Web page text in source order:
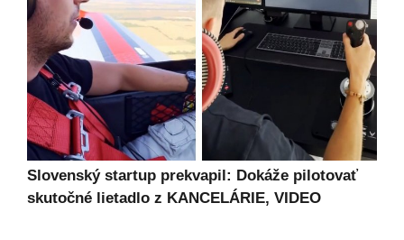
Slovenský startup prekvapil: Dokáže pilotovať
skutočné lietadlo z KANCELÁRIE, VIDEO